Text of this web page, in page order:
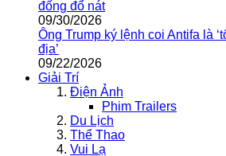
đống đổ nát
09/30/2026
Ông Trump ký lệnh coi Antifa là
địa’
09/22/2026
Giải Trí
Điện Ảnh
Phim Trailers
Du Lịch
Thể Thao
Vui Lạ